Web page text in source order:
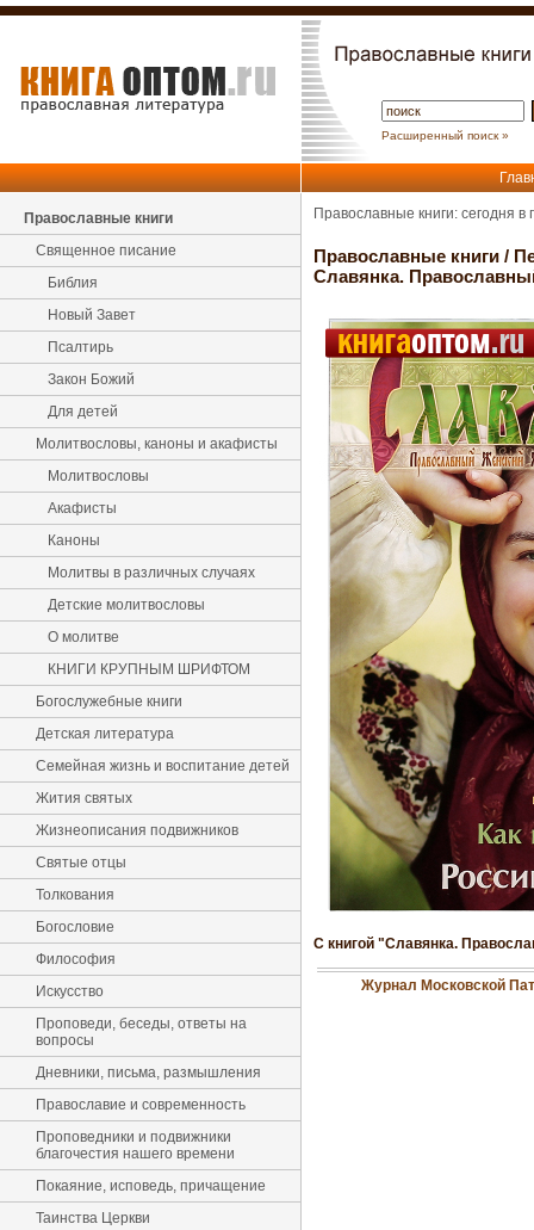
Расширенный поиск »
Православные книги
Священное писание
Библия
Новый Завет
Псалтирь
Закон Божий
Для детей
Молитвословы, каноны и акафисты
Молитвословы
Акафисты
Каноны
Молитвы в различных случаях
Детские молитвословы
О молитве
КНИГИ КРУПНЫМ ШРИФТОМ
Богослужебные книги
Детская литература
Семейная жизнь и воспитание детей
Жития святых
Жизнеописания подвижников
Святые отцы
Толкования
Богословие
Философия
Искусство
Проповеди, беседы, ответы на
вопросы
Дневники, письма, размышления
Православие и современность
Проповедники и подвижники
благочестия нашего времени
Покаяние, исповедь, причащение
Таинства Церкви
Православные книги: сегодня
Православные книги /
Славянка.
С книгой "Славянка.
Журнал Московской